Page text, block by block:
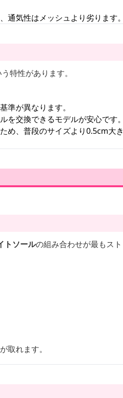
通気性はメッシュより劣ります。
特性があります。
が異なります。
交換できるモデルが安心です。
め、普段のサイズより0.5cm大き
トソールの組み合わせが最もスト
取れます。